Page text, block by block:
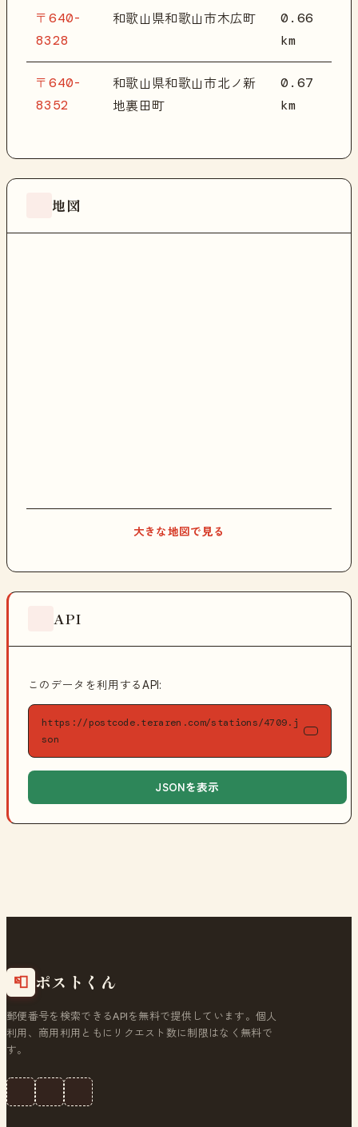
〒640-
8328
和歌山県和歌山市木広町
0.66
km
〒640-
8352
和歌山県和歌山市北ノ新
地裏田町
0.67
km
地図
大きな地図で見る
API
このデータを利用するAPI:
https://postcode.teraren.com/stations/4709.j
son
JSONを表示
📮 ポストくん
郵便番号を検索できるAPIを無料で提供しています。個人
利用、商用利用ともにリクエスト数に制限はなく無料で
す。